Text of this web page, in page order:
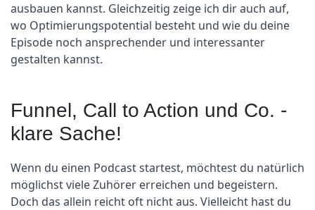
ausbauen kannst. Gleichzeitig zeige ich dir auch auf,
wo Optimierungspotential besteht und wie du deine
Episode noch ansprechender und interessanter
gestalten kannst.
Funnel, Call to Action und Co. -
klare Sache!
Wenn du einen Podcast startest, möchtest du natürlich
möglichst viele Zuhörer erreichen und begeistern.
Doch das allein reicht oft nicht aus. Vielleicht hast du